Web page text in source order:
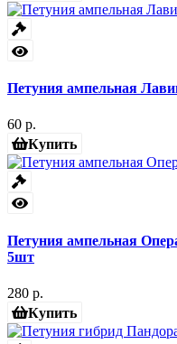
Петуния ампельная
60 р.
Купить
Петуния ампельная
5шт
280 р.
Купить